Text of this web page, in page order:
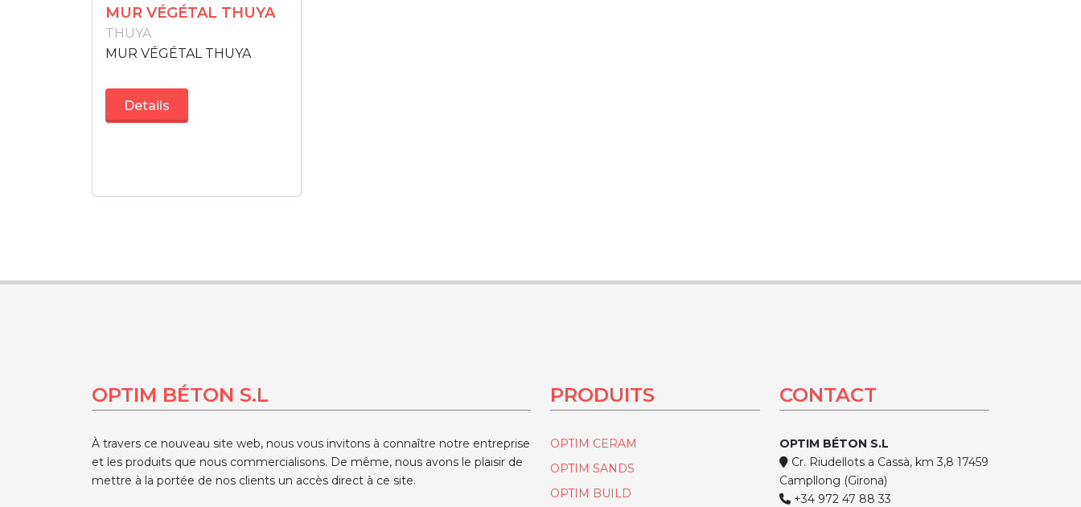
MUR VÉGÉTAL THUYA
THUYA
MUR VÉGÉTAL THUYA
Details
OPTIM BÉTON S.L
À travers ce nouveau site web, nous vous invitons à connaître notre entreprise
et les produits que nous commercialisons. De même, nous avons le plaisir de
mettre à la portée de nos clients un accès direct à ce site.
PRODUITS
OPTIM CERAM
OPTIM SANDS
OPTIM BUILD
CONTACT
OPTIM BÉTON S.L
Cr. Riudellots a Cassà, km 3,8 17459
Campllong (Girona)
+34 972 47 88 33